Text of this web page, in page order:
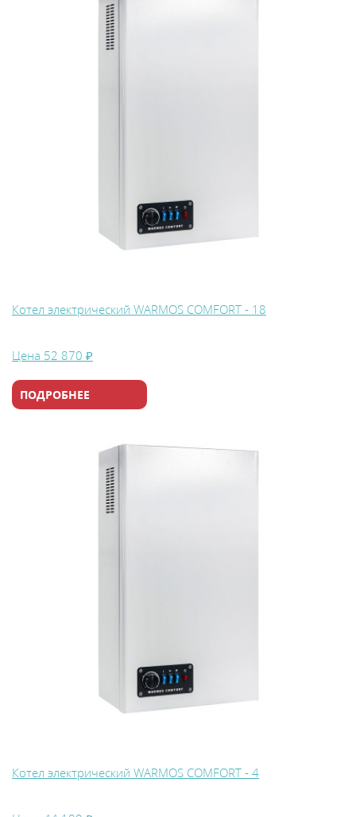
Котел электрический WARMOS COMFORT - 18
Цена 52 870 ₽
ПОДРОБНЕЕ
Котел электрический WARMOS COMFORT - 4